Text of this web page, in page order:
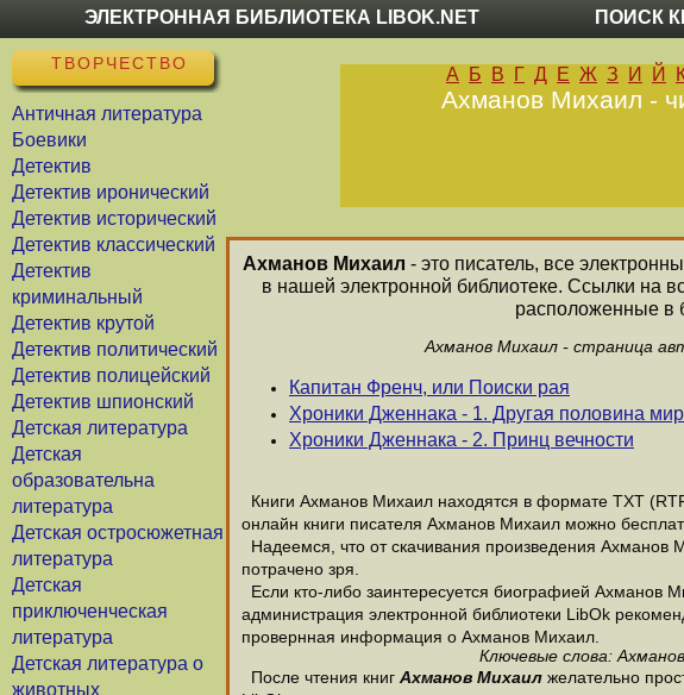
ЭЛЕКТРОННАЯ БИБЛИОТЕКА LIBOK.NET ПОИСК
ТВОРЧЕСТВО
Античная литература
Боевики
Детектив
Детектив иронический
Детектив исторический
Детектив классический
Детектив
криминальный
Детектив крутой
Детектив политический
Детектив полицейский
Детектив шпионский
Детская литература
Детская
образовательна
литература
Детская остросюжетная
литература
Детская
приключенческая
литература
Детская литература о
животных
А Б В Г Д Е Ж З И Й
Ахманов Михаил -
Ахманов Михаил - это писатель, все
в нашей электронной библиотеке. Ссылки на
расположенные в
Ахманов Михаил - страница
Капитан Френч, или Поиски рая
Хроники Дженнака - 1. Другая половина
Хроники Дженнака - 2. Принц вечности
Книги Ахманов Михаил находятся в формате ТХТ
онлайн книги писателя Ахманов Михаил можно
Надеемся, что от скачивания произведения Ахманов
потрачено зря.
Если кто-либо заинтересуется биографией Ахманов
администрация электронной библиотеки LibOk
провернная информация о Ахманов Михаил.
Ключевые слова:
После чтения книг Ахманов Михаил желательно